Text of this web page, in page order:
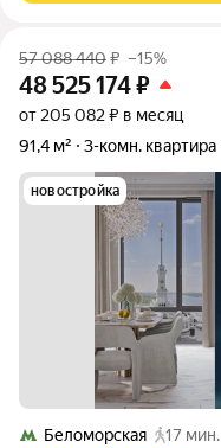
57 088 440₽ –15%
48 525 174₽
от 205 082 ₽ в месяц
91,4 м²
3-комн. квартира
новостройка
Беломорская
17 мин.